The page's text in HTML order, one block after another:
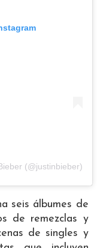
(@justinbieber)
seis álbumes de
de remezclas y
de singles y